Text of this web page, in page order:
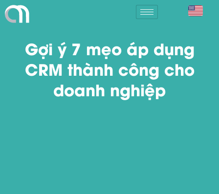
Gợi ý 7 mẹo áp dụng
CRM thành công cho
doanh nghiệp